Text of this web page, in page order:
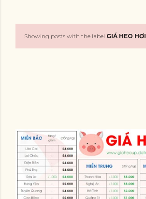
PShowing posts with the label GIÁ HEO HƠI